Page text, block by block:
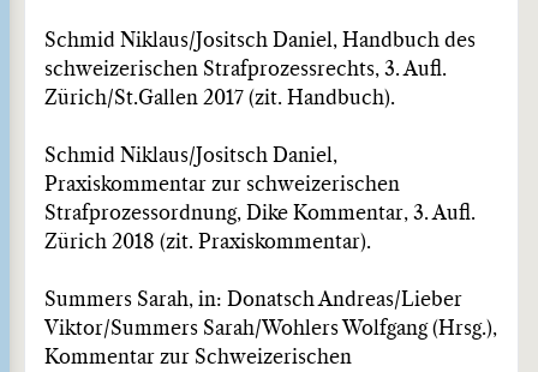
Schmid Niklaus/Jositsch Daniel, Handbuch des
schweizerischen Strafprozessrechts, 3. Aufl.
Zürich/St.Gallen 2017 (zit. Handbuch).
Schmid Niklaus/Jositsch Daniel,
Praxiskommentar zur schweizerischen
Strafprozessordnung, Dike Kommentar, 3. Aufl.
Zürich 2018 (zit. Praxiskommentar).
Summers Sarah, in: Donatsch Andreas/Lieber
Viktor/Summers Sarah/Wohlers Wolfgang (Hrsg.),
Kommentar zur Schweizerischen